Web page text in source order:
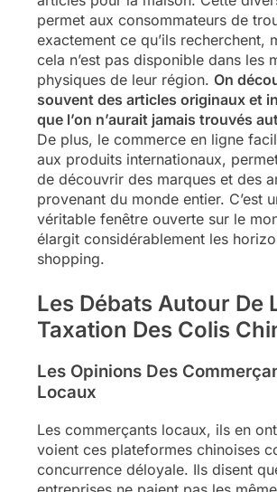
permet aux consommateurs de
exactement ce qu’ils recherchent,
cela n’est pas disponible dans les
physiques de leur région. On
souvent des articles originaux et
que l’on n’aurait jamais trouvés
De plus, le commerce en ligne
aux produits internationaux,
de découvrir des marques et des
provenant du monde entier. C’est
véritable fenêtre ouverte sur le
élargit considérablement les
shopping.
Les Débats Autour De
Taxation Des Colis
Les Opinions Des
Locaux
Les commerçants locaux, ils en
voient ces plateformes chinoises
concurrence déloyale. Ils disent